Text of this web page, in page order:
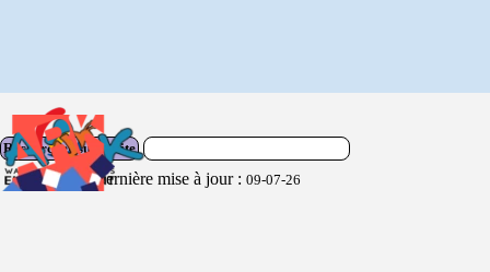
Rechercher sur le site
Dernière mise à jour : 09-07-26